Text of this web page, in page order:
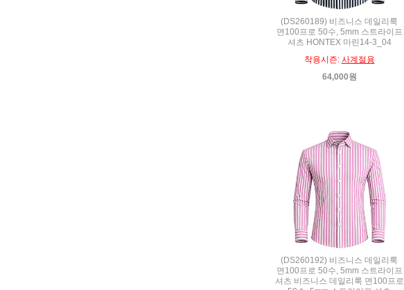
(DS260189) 비즈니스 데일리룩
면100프로 50수, 5mm 스트라이프
셔츠 HONTEX 마린14-3_04
착용시즌: 사계절용
64,000원
(DS260192) 비즈니스 데일리룩
면100프로 50수, 5mm 스트라이프
셔츠 비즈니스 데일리룩 면100프로